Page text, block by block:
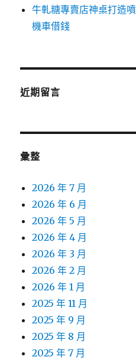
牛軋糖專賣店神桌打造
機車借錢
近期留言
彙整
2026 年 7 月
2026 年 6 月
2026 年 5 月
2026 年 4 月
2026 年 3 月
2026 年 2 月
2026 年 1 月
2025 年 11 月
2025 年 9 月
2025 年 8 月
2025 年 7 月